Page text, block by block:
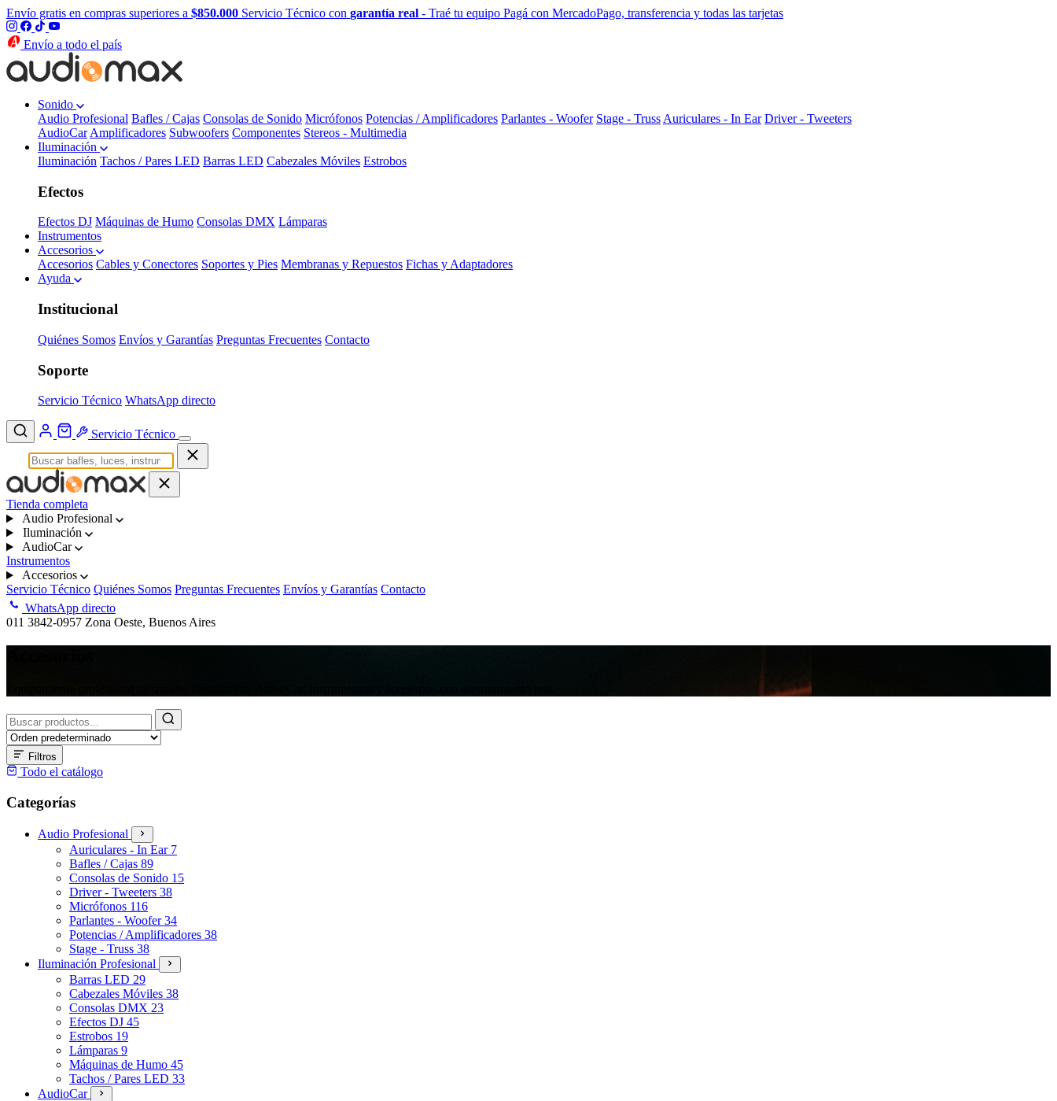
Envío gratis en compras superiores a $850.000 Servicio Técnico con garantía real - Traé tu equipo Pagá con MercadoPago, transferencia y todas las tarjetas
Envío a todo el país
Sonido
Audio Profesional Bafles / Cajas Consolas de Sonido Micrófonos Potencias / Amplificadores Parlantes - Woofer Stage - Truss Auriculares - In Ear Driver - Tweeters
AudioCar Amplificadores Subwoofers Componentes Stereos - Multimedia
Iluminación
Iluminación Tachos / Pares LED Barras LED Cabezales Móviles Estrobos
Efectos
Efectos DJ Máquinas de Humo Consolas DMX Lámparas
Instrumentos
Accesorios
Accesorios Cables y Conectores Soportes y Pies Membranas y Repuestos Fichas y Adaptadores
Ayuda
Institucional
Quiénes Somos Envíos y Garantías Preguntas Frecuentes Contacto
Soporte
Servicio Técnico WhatsApp directo
Servicio Técnico
Tienda completa
Audio Profesional
Iluminación
AudioCar
Instrumentos
Accesorios
Servicio Técnico Quiénes Somos Preguntas Frecuentes Envíos y Garantías Contacto
WhatsApp directo
011 3842-0957 Zona Oeste, Buenos Aires
Buscar
productos
Filtros
Todo el catálogo
Categorías
Audio Profesional
Auriculares - In Ear 7
Bafles / Cajas 89
Consolas de Sonido 15
Driver - Tweeters 38
Micrófonos 116
Parlantes - Woofer34
Potencias / Amplificadores 38
Stage - Truss 38
Iluminación Profesional
Barras LED 29
Cabezales Móviles 38
Consolas DMX 23
Efectos DJ 45
Estrobos 19
Lámparas 9
Máquinas de Humo 45
Tachos / Pares LED 33
AudioCar